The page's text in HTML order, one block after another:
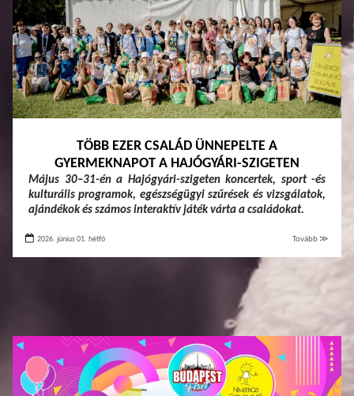
TÖBB EZER CSALÁD ÜNNEPELTE A
GYERMEKNAPOT A HAJÓGYÁRI-SZIGETEN
Május 30–31-én a Hajógyári-szigeten koncertek, sport -és
kulturális programok, egészségügyi szűrések és vizsgálatok,
ajándékok és számos interaktív játék várta a családokat.
2026. június 01. hétfő Tovább ≫